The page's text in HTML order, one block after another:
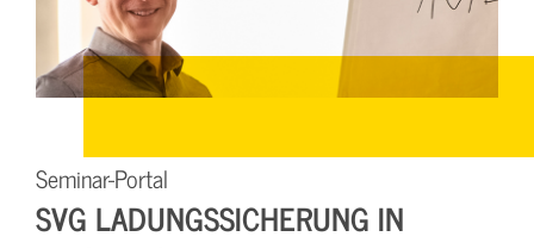
Seminar-Portal
SVG LADUNGSSICHERUNG IN